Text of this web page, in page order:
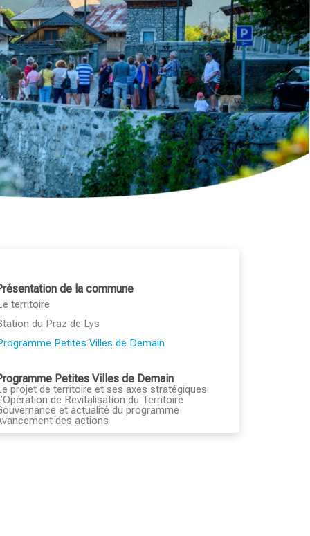
de la commune
territoire
du Praz de Lys
Petites Villes de Demain
Petites Villes de Demain
projet de territoire et ses axes stratégiques
de Revitalisation du Territoire
et actualité du programme
des actions